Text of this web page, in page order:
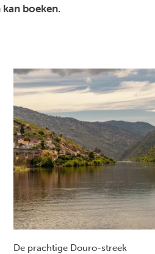
boeken.
De prachtige Douro-streek